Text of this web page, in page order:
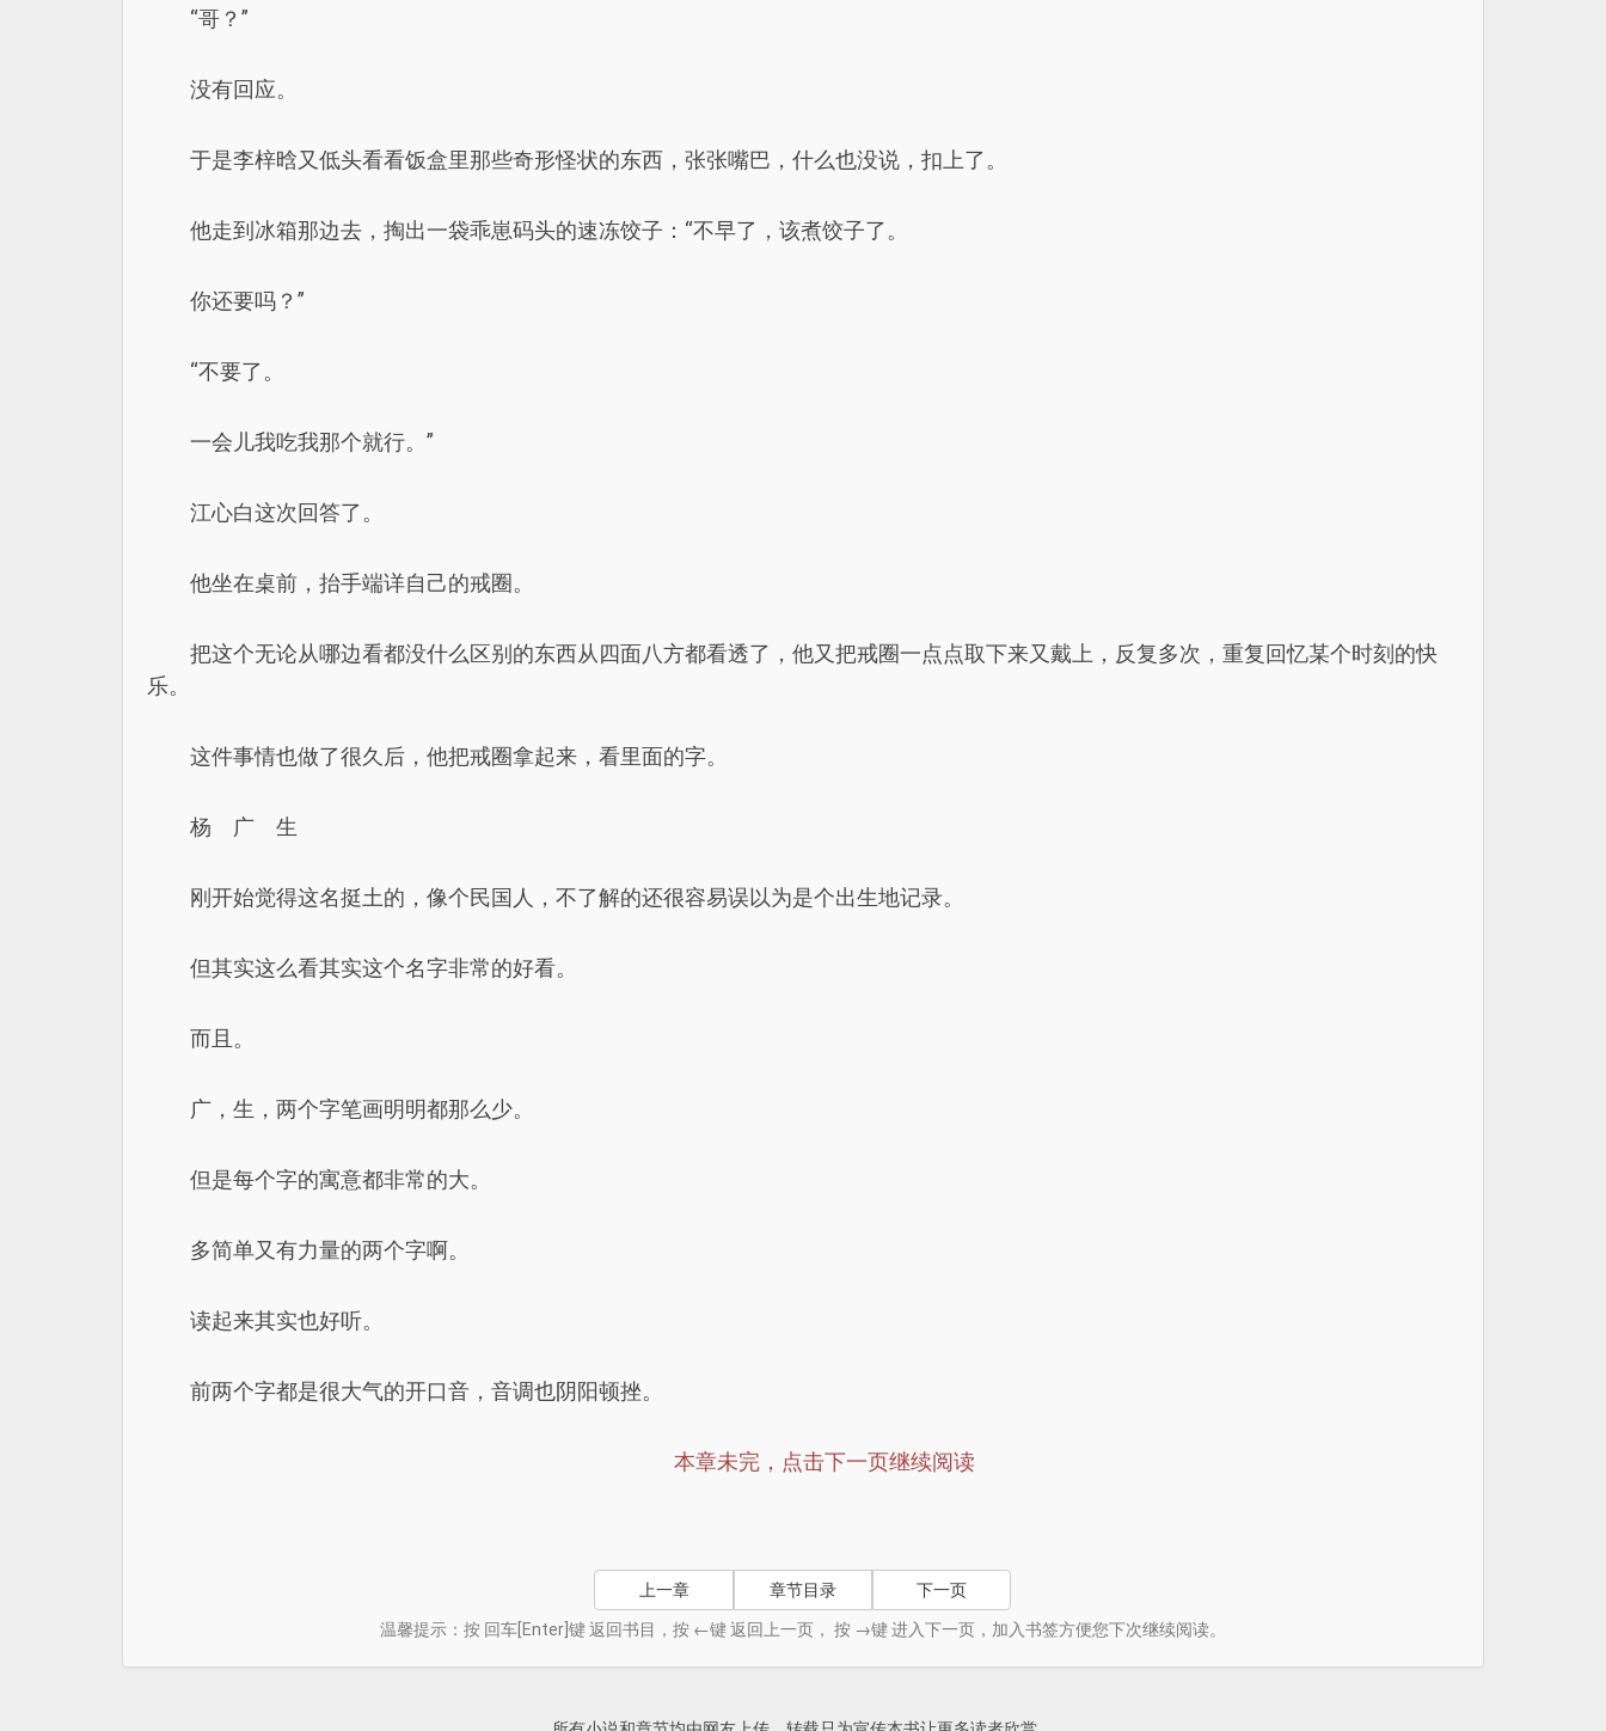
“哥？”
没有回应。
于是李梓晗又低头看看饭盒里那些奇形怪状的东西，张张嘴巴，什么也没说，扣上了。
他走到冰箱那边去，掏出一袋乖崽码头的速冻饺子：“不早了，该煮饺子了。
你还要吗？”
“不要了。
一会儿我吃我那个就行。”
江心白这次回答了。
他坐在桌前，抬手端详自己的戒圈。
把这个无论从哪边看都没什么区别的东西从四面八方都看透了，他又把戒圈一点点取下来又戴上，反复多次，重复回忆某个时刻的快
乐。
这件事情也做了很久后，他把戒圈拿起来，看里面的字。
杨 广 生
刚开始觉得这名挺土的，像个民国人，不了解的还很容易误以为是个出生地记录。
但其实这么看其实这个名字非常的好看。
而且。
广，生，两个字笔画明明都那么少。
但是每个字的寓意都非常的大。
多简单又有力量的两个字啊。
读起来其实也好听。
前两个字都是很大气的开口音，音调也阴阳顿挫。
本章未完，点击下一页继续阅读
上一章 章节目录 下一页
温馨提示：按 回车[Enter]键 返回书目，按 ←键 返回上一页， 按 →键 进入下一页，加入书签方便您下次继续阅读。